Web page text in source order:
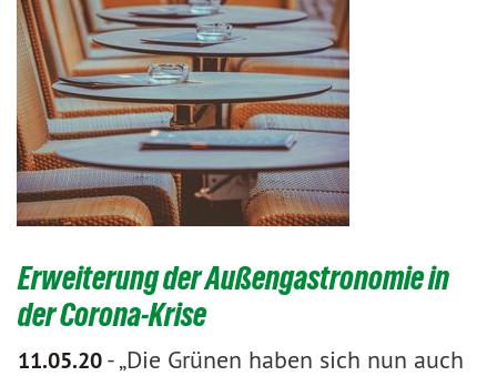
Erweiterung der Außengastronomie in
der Corona-Krise
11.05.20-„Die Grünen haben sich nun auch